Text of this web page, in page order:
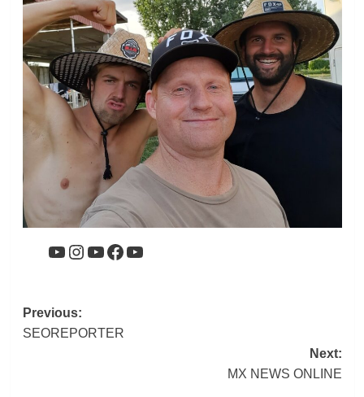
YouTube
Instagram
YouTube
Facebook
YouTube
Post
navigation
Previous:
SEOREPORTER
Next:
MX NEWS ONLINE